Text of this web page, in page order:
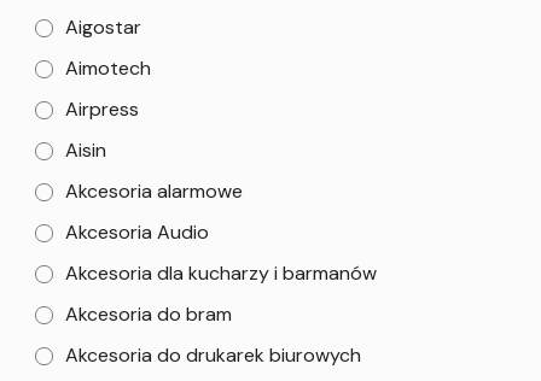
Aigostar
Aimotech
Airpress
Aisin
Akcesoria alarmowe
Akcesoria Audio
Akcesoria dla kucharzy i barmanów
Akcesoria do bram
Akcesoria do drukarek biurowych